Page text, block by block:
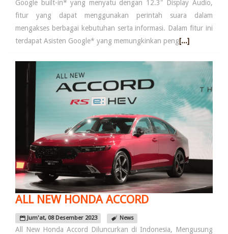
Google built-in* yang menyatu dengan 12.3" Display Audio,
fitur yang dapat menggunakan perintah suara dalam
mengakses berbagai kebutuhan serta informasi. Dalam fitur ini
terdapat Asisten Google* yang memungkinkan peng[...]
ALL NEW HONDA ACCORD
Jum'at, 08 Desember 2023 News
All New Honda Accord Diluncurkan di Indonesia, Mengusung